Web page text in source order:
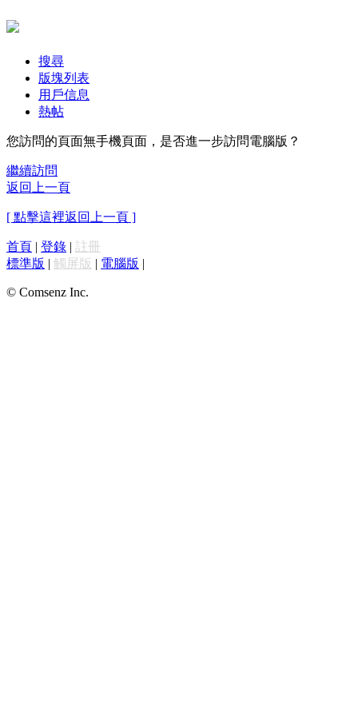
搜尋
版塊列表
用戶信息
熱帖
您訪問的頁面無手機頁面，是否進一步訪問電腦版？
繼續訪問
返回上一頁
[ 點擊這裡返回上一頁 ]
首頁 | 登錄 | 註冊
標準版 | 觸屏版 | 電腦版 |
© Comsenz Inc.